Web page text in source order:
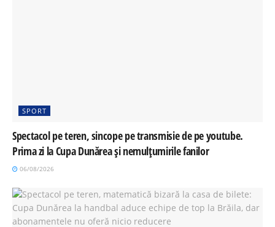
SPORT
Spectacol pe teren, sincope pe transmisie de pe youtube.
Prima zi la Cupa Dunărea și nemulțumirile fanilor
06/08/2026